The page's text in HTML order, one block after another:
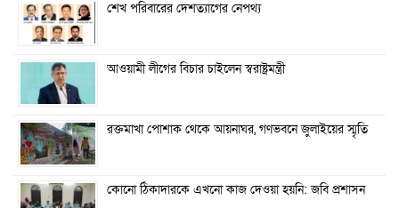
শেখ পরিবারের দেশত্যাগের নেপথ্য
আওয়ামী লীগের বিচার চাইলেন স্বরাষ্ট্রমন্ত্রী
রক্তমাখা পোশাক থেকে আয়নাঘর, গণভবনে জুলাইয়ের স্মৃতি
কোনো ঠিকাদারকে এখনো কাজ দেওয়া হয়নি: জবি প্রশাসন